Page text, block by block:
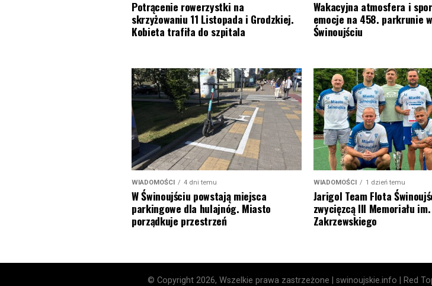
Potrącenie rowerzystki na
skrzyżowaniu 11 Listopada i Grodzkiej.
Kobieta trafiła do szpitala
Wakacyjna atmosfera i
emocje na 458. parkrunie w
Świnoujściu
WIADOMOŚCI 4 dni temu
W Świnoujściu powstają miejsca
parkingowe dla hulajnóg. Miasto
porządkuje przestrzeń
WIADOMOŚCI 1 dzień temu
Jarigol Team Flota
zwycięzcą III Memoriału
Zakrzewskiego
© Copyright 2026, Wszelkie prawa zastrzeżone | swinoujskie.info | Red